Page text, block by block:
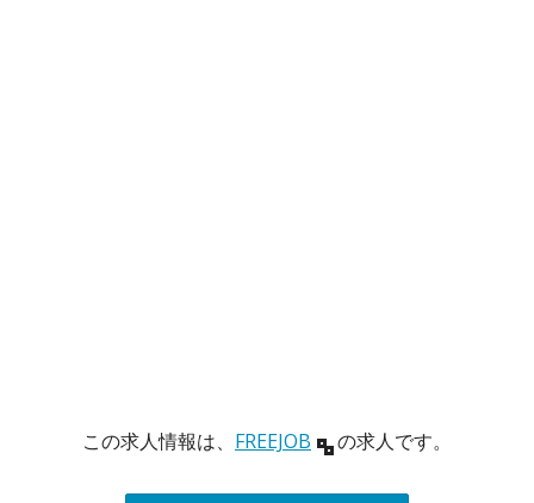
この求人情報は、 FREEJOB の求人です。